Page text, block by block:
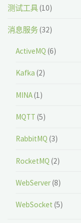
测试工具(10)
消息服务(32)
ActiveMQ (6)
Kafka (2)
MINA(1)
MQTT (5)
RabbitMQ (3)
RocketMQ (2)
WebServer(8)
WebSocket (5)